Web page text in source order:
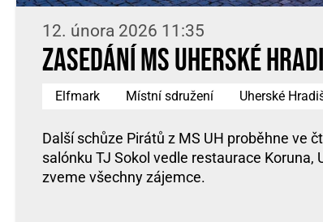
12. února 2026 11:35
Zasedání MS Uherské
Elfmark Místní sdružení Uherské
Další schůze Pirátů z MS UH proběhne ve
salónku TJ Sokol vedle restaurace Koruna,
zveme všechny zájemce.